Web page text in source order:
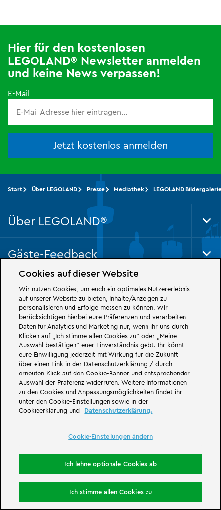
Hier für den kostenlosen
LEGOLAND® Newsletter anmelden
und keine News verpassen!
E-Mail
Jetzt kostenlos anmelden
LEGOLAND.com
andere LEGOLAND® Parks
Start Über LEGOLAND Presse Mediathek LEGOLAND Bildergalerie
Über LEGOLAND®
Gäste-Feedback
Rechtliches
Übernachtung buchen
Cookies auf dieser Website
Wir nutzen Cookies, um euch ein optimales Nutzererlebnis
auf unserer Website zu bieten, Inhalte/Anzeigen zu
personalisieren und Erfolge messen zu können. Wir
berücksichtigen hierbei eure Präferenzen und verarbeiten
Daten für Analytics und Marketing nur, wenn ihr uns durch
Klicken auf „Ich stimme allen Cookies zu“ oder „Meine
Auswahl bestätigen“ euer Einverständnis gebt. Ihr könnt
eure Einwilligung jederzeit mit Wirkung für die Zukunft
über einen Link in der Datenschutzerklärung / durch
erneuten Klick auf den Cookie-Banner und entsprechender
Auswahl der Präferenz widerrufen. Weitere Informationen
zu den Cookies und Anpassungsmöglichkeiten findet ihr
unter den Cookie-Einstellungen sowie in der
Cookieerklärung und
Datenschutzerklärung.
Cookie-Einstellungen ändern
Ich lehne optionale Cookies ab
Ich stimme allen Cookies zu